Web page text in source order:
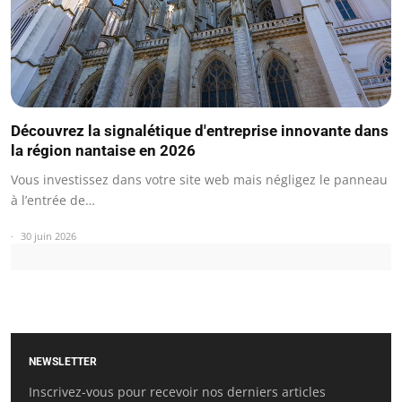
Découvrez la signalétique d'entreprise innovante dans
la région nantaise en 2026
Vous investissez dans votre site web mais négligez le panneau
à l’entrée de…
30 juin 2026
NEWSLETTER
Inscrivez-vous pour recevoir nos derniers articles